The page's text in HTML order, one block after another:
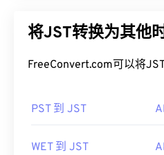
将JST转换为其他
FreeConvert.com可以将
PST 到 JST
WET 到 JST